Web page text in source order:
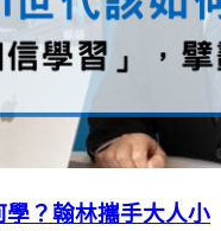
學？翰林攜手大人小